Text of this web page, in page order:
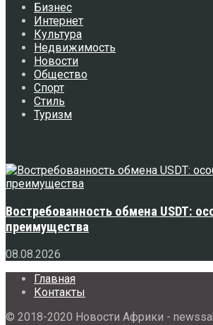
Бизнес
Интернет
Культура
Недвижимость
Новости
Общество
Спорт
Стиль
Туризм
Востребованность обмена USDT:
преимущества
08.08.2026
Главная
Контакты
© 2018-2020 Новости Африки -